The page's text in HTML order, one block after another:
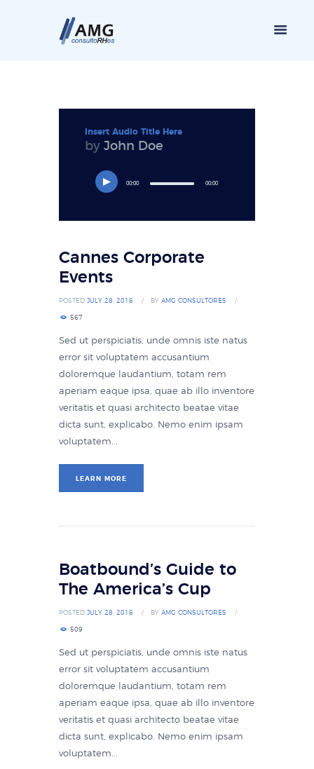
Insert Audio Title Here
by John Doe
00:00 00:00
Cannes Corporate
Events
POSTED JULY 28, 2016 BY AMG CONSULTORES
567
Sed ut perspiciatis, unde omnis iste natus
error sit voluptatem accusantium
doloremque laudantium, totam rem
aperiam eaque ipsa, quae ab illo inventore
veritatis et quasi architecto beatae vitae
dicta sunt, explicabo. Nemo enim ipsam
voluptatem...
LEARN MORE
Boatbound’s Guide to
The America’s Cup
POSTED JULY 28, 2016 BY AMG CONSULTORES
509
Sed ut perspiciatis, unde omnis iste natus
error sit voluptatem accusantium
doloremque laudantium, totam rem
aperiam eaque ipsa, quae ab illo inventore
veritatis et quasi architecto beatae vitae
dicta sunt, explicabo. Nemo enim ipsam
voluptatem...